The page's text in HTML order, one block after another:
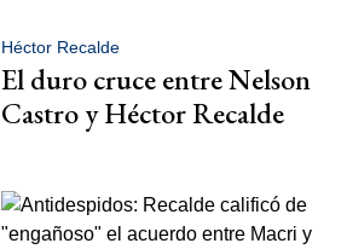
Héctor Recalde
El duro cruce entre Nelson
Castro y Héctor Recalde